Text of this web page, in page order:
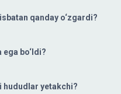
qanday o‘zgardi?
bo‘ldi?
hududlar yetakchi?